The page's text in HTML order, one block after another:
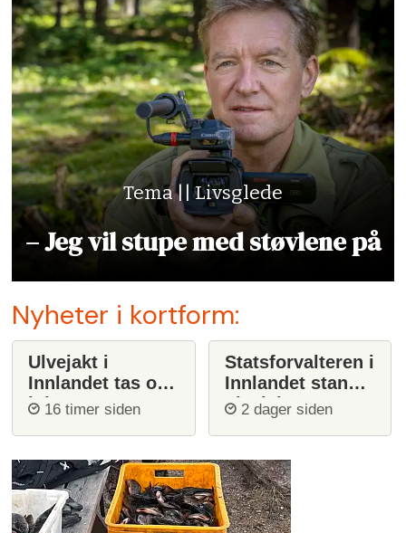
Tema || Livsglede
– Jeg vil stupe med støvlene på
Nyheter i kortform:
Ulvejakt i
Innlandet tas opp
igjen
16 timer siden
Statsforvalteren i
Innlandet stanser
ulvejakt
2 dager siden